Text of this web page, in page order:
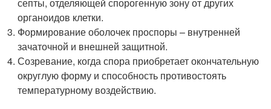
органоидов клетки.
Формирование оболочек проспоры – внутренней
зачаточной и внешней защитной.
Созревание, когда спора приобретает окончательную
округлую форму и способность противостоять
температурному воздействию.